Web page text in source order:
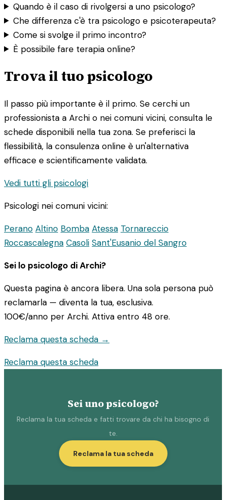
Quando è il caso di rivolgersi a uno psicologo?
Che differenza c'è tra psicologo e psicoterapeuta?
Come si svolge il primo incontro?
È possibile fare terapia online?
Trova il tuo psicologo
Il passo più importante è il primo. Se cerchi un
professionista a Archi o nei comuni vicini, consulta le
schede disponibili nella tua zona. Se preferisci la
flessibilità, la consulenza online è un'alternativa
efficace e scientificamente validata.
Vedi tutti gli psicologi
Psicologi nei comuni vicini:
Perano Altino Bomba Atessa Tornareccio
Roccascalegna Casoli Sant'Eusanio del Sangro
Sei lo psicologo di Archi?
Questa pagina è ancora libera. Una sola persona può
reclamarla — diventa la tua, esclusiva.
100€/anno per Archi. Attiva entro 48 ore.
Reclama questa scheda →
Reclama questa scheda
Sei uno psicologo?
Reclama la tua scheda e fatti trovare da chi ha bisogno di
te.
Reclama la tua scheda